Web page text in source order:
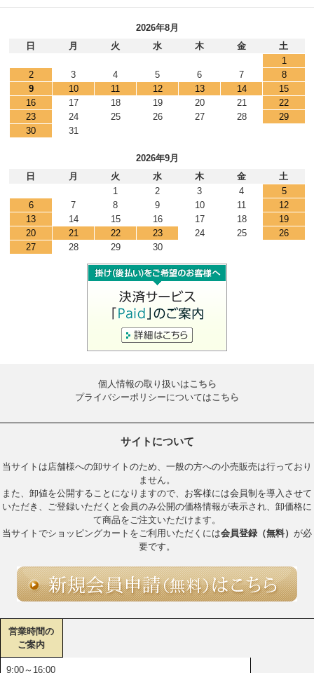
2026年8月
日
月 火 水 木 金
土
1
2
3 4 5 6 7
8
9
10 11 12 13 14
15
16
17 18 19 20 21
22
23
24 25 26 27 28
29
30
31
2026年9月
日
月 火 水 木 金
土
1
2 3 4
5
6
7 8 9 10 11
12
13
14 15 16 17 18
19
20
21 22 23 24 25
26
27
28 29 30
個人情報の取り扱いはこちら
プライバシーポリシーについてはこちら
サイトについて
当サイトは店舗様への卸サイトのため、一般の方への小売販売は行っており
ません。
また、卸値を公開することになりますので、お客様には会員制を導入させて
いただき、ご登録いただくと会員のみ公開の価格情報が表示され、卸価格に
て商品をご注文いただけます。
当サイトでショッピングカートをご利用いただくには会員登録（無料） が必
要です。
営業時間の
ご案内
9:00～16:00